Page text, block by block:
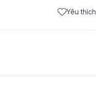
Yêu thích